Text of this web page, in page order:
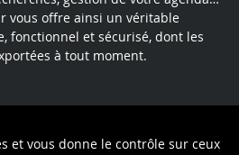
et vous donne le contrôle sur ceux
vous offre ainsi un véritable
fonctionnel et sécurisé, dont les
à tout moment.